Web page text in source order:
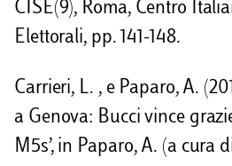
CISE(9), Roma, Centro
Elettorali, pp. 141-148.
Carrieri, L. , e Paparo, A.
a Genova: Bucci vince
M5s’, in Paparo, A. (a cura